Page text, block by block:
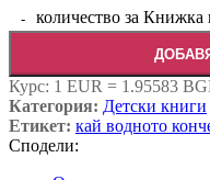
количество за
Курс: 1 EUR = 1.95583
Категория: Детски книги
Етикет: кай водното
Сподели: